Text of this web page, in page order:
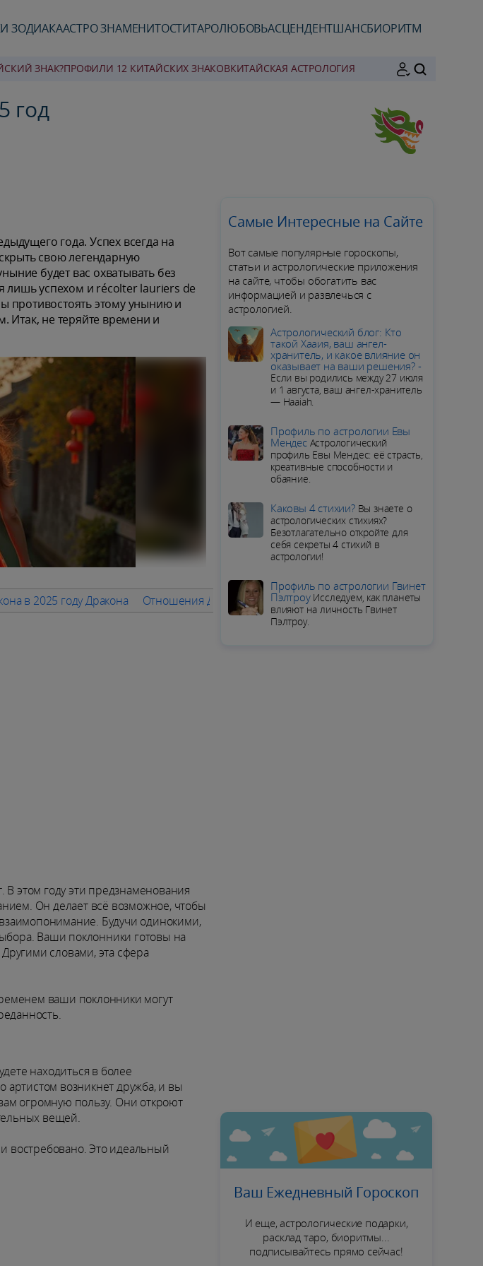
ЗОДИАКААСТРО ЗНАМЕНИТОСТИТАРОЛЮБОВЬАСЦЕНДЕНТШАНСБИОРИТМ
ЗНАК?ПРОФИЛИ 12 КИТАЙСКИХ ЗНАКОВКИТАЙСКАЯ АСТРОЛОГИЯ
год
года. Успех всегда на
свою легендарную
будет вас охватывать без
лишь успехом и récolter lauriers de
противостоять этому унынию и
Итак, не теряйте времени и
в 2025 году Дракона Отношения Дракона с друзьями в 2025 году Дракона
этом году эти предзнаменования
Он делает всё возможное, чтобы
Будучи одинокими,
Ваши поклонники готовы на
словами, эта сфера
ваши поклонники могут
находиться в более
артистом возникнет дружба, и вы
огромную пользу. Они откроют
вещей.
востребовано. Это идеальный
Самые Интересные на Сайте
Вот самые популярные гороскопы,
статьи и астрологические приложения
на сайте, чтобы обогатить вас
информацией и развлечься с
астрологией.
Aстрологический блог: Кто
такой Хааия, ваш ангел-
хранитель, и какое влияние он
оказывает на ваши решения? -
Если вы родились между 27 июля
и 1 августа, ваш ангел-хранитель
— Haaiah.
Профиль по астрологии Евы
Мендес Астрологический
профиль Евы Мендес: её страсть,
креативные способности и
обаяние.
Каковы 4 стихии? Вы знаете о
астрологических стихиях?
Безотлагательно откройте для
себя секреты 4 стихий в
астрологии!
Профиль по астрологии Гвинет
Пэлтроу Исследуем, как планеты
влияют на личность Гвинет
Пэлтроу.
Ваш Ежедневный Гороскоп
И еще, астрологические подарки,
расклад таро, биоритмы...
подписывайтесь прямо сейчас!